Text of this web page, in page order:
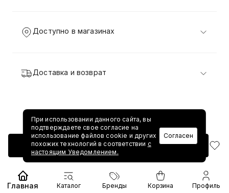
Добавить в корзину
Доступно в магазинах
Доставка и возврат
При использовании данного сайта, вы
подтверждаете свое согласие на
использование файлов cookie и других
похожих технологий в соответствии с
настоящим Уведомлением.
Согласен
Главная Каталог Бренды Корзина Профиль